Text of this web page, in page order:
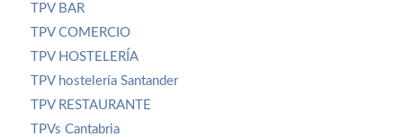
TPV BAR
TPV COMERCIO
TPV HOSTELERÍA
TPV hostelería Santander
TPV RESTAURANTE
TPVs Cantabria